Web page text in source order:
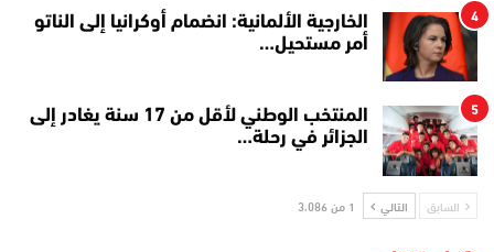
4
الخارجية الألمانية: انضمام أوكرانيا إلى الناتو
أمر مستحيل…
5
المنتخب الوطني لأقل من 17 سنة يغادر إلى
الجزائر في رحلة…
السابق التالي 1 من 3٬086